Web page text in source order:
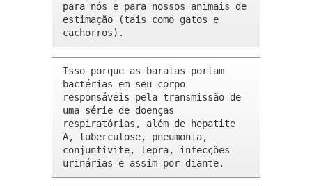
para nós e para nossos animais de
estimação (tais como gatos e
cachorros).
Isso porque as baratas portam
bactérias em seu corpo
responsáveis pela transmissão de
uma série de doenças
respiratórias, além de hepatite
A, tuberculose, pneumonia,
conjuntivite, lepra, infecções
urinárias e assim por diante.